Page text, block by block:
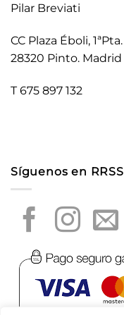
Pilar Breviati
CC Plaza Éboli, 1ªPta.
28320 Pinto. Madrid
T 675 897 132
Síguenos en RRSS